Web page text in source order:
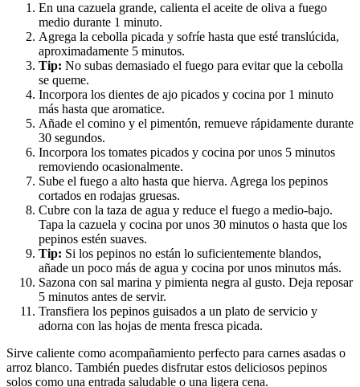
En una cazuela grande, calienta el aceite de oliva a fuego
medio durante 1 minuto.
Agrega la cebolla picada y sofríe hasta que esté translúcida,
aproximadamente 5 minutos.
Tip: No subas demasiado el fuego para evitar que la cebolla
se queme.
Incorpora los dientes de ajo picados y cocina por 1 minuto
más hasta que aromatice.
Añade el comino y el pimentón, remueve rápidamente durante
30 segundos.
Incorpora los tomates picados y cocina por unos 5 minutos
removiendo ocasionalmente.
Sube el fuego a alto hasta que hierva. Agrega los pepinos
cortados en rodajas gruesas.
Cubre con la taza de agua y reduce el fuego a medio-bajo.
Tapa la cazuela y cocina por unos 30 minutos o hasta que los
pepinos estén suaves.
Tip: Si los pepinos no están lo suficientemente blandos,
añade un poco más de agua y cocina por unos minutos más.
Sazona con sal marina y pimienta negra al gusto. Deja reposar
5 minutos antes de servir.
Transfiera los pepinos guisados a un plato de servicio y
adorna con las hojas de menta fresca picada.
Sirve caliente como acompañamiento perfecto para carnes asadas o
arroz blanco. También puedes disfrutar estos deliciosos pepinos
solos como una entrada saludable o una ligera cena.